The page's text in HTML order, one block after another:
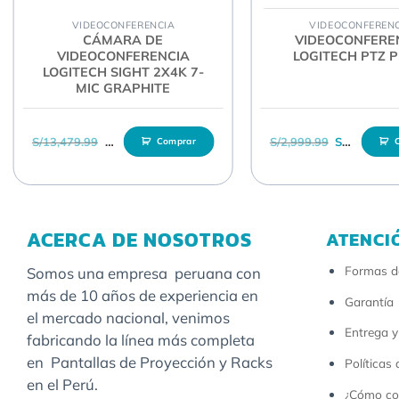
Cobertura total de sala (campo visual + panorámica e
3 preajustesde posición de cámara
Videollamadas 4K Ultra HD (hasta 3840 x 2160 píxeles
Videollamadas Full HD de 1080p (hasta 1920 x 1080
Videollamadas HDde 720p (hasta 1280 x 720 píxeles a
MICROFONO
VIDEOCONFERENCIA
CÁMARA DE
VIDEOCONFERENCIA
LOGITECH SIGHT 2X4K 7-
MIC GRAPHITE
S/13,479.99 El precio original era: S/13,479.99.
S/ 11,929.99El precio actual es: S/11,929.99.
Comprar
LOGITECH PTZ
S/2,999.99 El precio
S/ 2,589.99
es: S/27,809.99.
ACERCA DE NOSOTROS
Somos una empresa peruana con
más de 10 años de experiencia en
el mercado nacional, venimos
fabricando la línea más completa
en Pantallas de Proyección y Racks
en el Perú.
Formas
Garantía
Entrega
Políticas
¿Cómo